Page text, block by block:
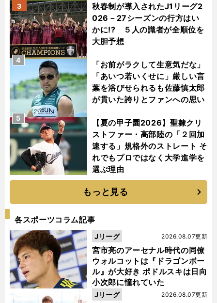
秋春制が導入されたJ1リーグ2
026－27シーズンの行方はい
かに!? ５人の識者が全順位を
大胆予想
3
「お前がラクして生意気だな」
「あいつ若いくせに」厳しい言
葉を浴びせられるも佐藤慎太郎
が貫いた誇りとファンへの思い
4
【夏の甲子園2026】聖隷クリ
ストファー・高部陸の「２回加
速する」規格外のストレート そ
れでもプロではなく大学進学を
選ぶ理由
5
もっと見る
各スポーツコラム記事
宮市亮のアーセナル時代の同僚
ウォルコットは『ドラゴンボー
ル』が大好き ポドルスキは日向
小次郎に憧れていた
2026.08.07更新
Jリーグ
2026.08.07更新
Jリーグ